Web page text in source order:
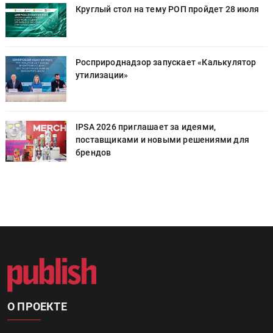
Круглый стол на тему РОП пройдет 28 июля
Росприроднадзор запускает «Калькулятор
утилизации»
IPSA 2026 приглашает за идеями,
поставщиками и новыми решениями для
брендов
О ПРОЕКТЕ